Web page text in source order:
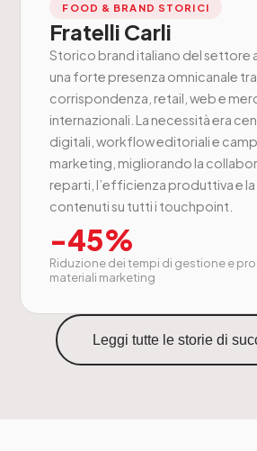
FOOD & BRAND STORICI
Fratelli Carli
Storico brand italiano del settore
una forte presenza omnicanale
corrispondenza, retail, web e
internazionali. La necessità era
digitali, workflow editoriali e
marketing, migliorando la
reparti, l’efficienza produttiva e
contenuti su tutti i touchpoint.
-45%
Riduzione dei tempi di gestione e
materiali marketing
Leggi tutte le storie di